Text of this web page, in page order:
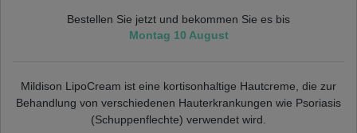
Bestellen Sie jetzt und bekommen Sie es bis
Montag 10 August
Mildison LipoCream ist eine kortisonhaltige Hautcreme, die zur
Behandlung von verschiedenen Hauterkrankungen wie Psoriasis
(Schuppenflechte) verwendet wird.